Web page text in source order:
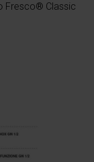
Fresco® Classic